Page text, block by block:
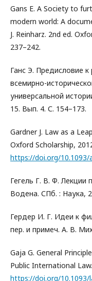
Gans E. A Society to
modern world: A
J. Reinharz. 2nd ed.
237–242.
Ганс Э. Предисловие
всемирно-
универсальной
15. Вып. 4. С. 154–173.
Gardner J. Law as a
Oxford Scholarship,
https://doi.org/10.1093/
Гегель Г. В. Ф.
Водена. СПб. : Наука,
Гердер И. Г. Идеи к
пер. и примеч. А. В.
Gaja G. General
Public International
https://doi.org/10.1093/